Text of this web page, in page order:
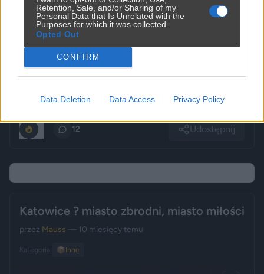
Retention, Sale, and/or Sharing of my
Personal Data that Is Unrelated with the
Purposes for which it was collected.
Opted Out
CONFIRM
Data Deletion Data Access Privacy Policy
12 Udostępnij
Katowice ? miasto zbrodni, miasto miłości
przez Mauss — 10 miesięcy temu
Kategoria: 📦 Inne